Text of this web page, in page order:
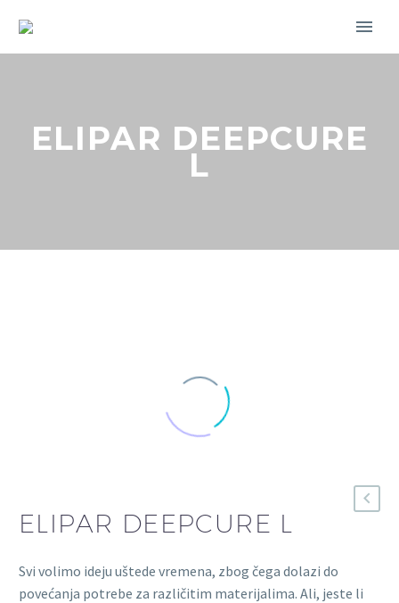
ELIPAR DEEPCURE
L
ELIPAR DEEPCURE L
Svi volimo ideju uštede vremena, zbog čega dolazi do
povećanja potrebe za različitim materijalima. Ali, jeste li